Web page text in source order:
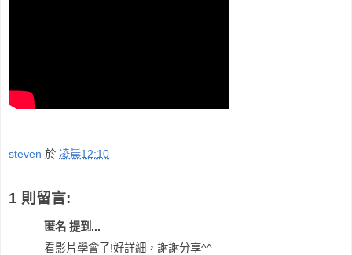
steven 於 凌晨12:10
1 則留言:
匿名 提到...
看影片學會了!好詳細，謝謝分享^^